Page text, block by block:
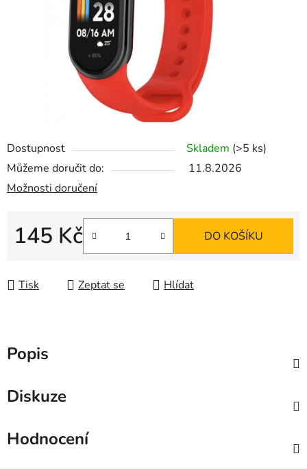
Dostupnost Skladem (>5 ks)
Můžeme doručit do:
11.8.2026
Možnosti doručení
145 Kč DO KOŠÍKU
Tisk Zeptat se Hlídat
Popis
Diskuze
Hodnocení